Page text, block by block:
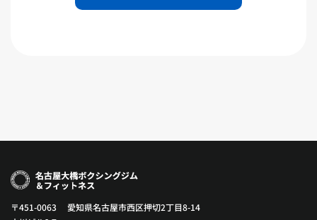
〒451-0063 愛知県名古屋市西区押切2丁目8-14